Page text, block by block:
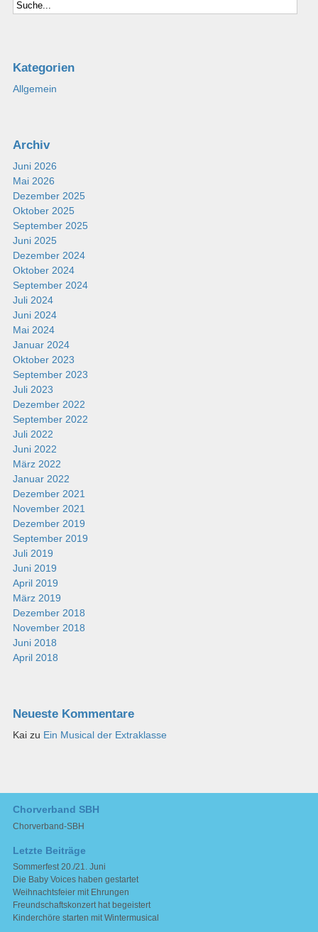
Kategorien
Allgemein
Archiv
Juni 2026
Mai 2026
Dezember 2025
Oktober 2025
September 2025
Juni 2025
Dezember 2024
Oktober 2024
September 2024
Juli 2024
Juni 2024
Mai 2024
Januar 2024
Oktober 2023
September 2023
Juli 2023
Dezember 2022
September 2022
Juli 2022
Juni 2022
März 2022
Januar 2022
Dezember 2021
November 2021
Dezember 2019
September 2019
Juli 2019
Juni 2019
April 2019
März 2019
Dezember 2018
November 2018
Juni 2018
April 2018
Neueste Kommentare
Kaizu Ein Musical der Extraklasse
Chorverband SBH
Chorverband-SBH
Letzte Beiträge
Sommerfest 20./21. Juni
Die Baby Voices haben gestartet
Weihnachtsfeier mit Ehrungen
Freundschaftskonzert hat begeistert
Kinderchöre starten mit Wintermusical